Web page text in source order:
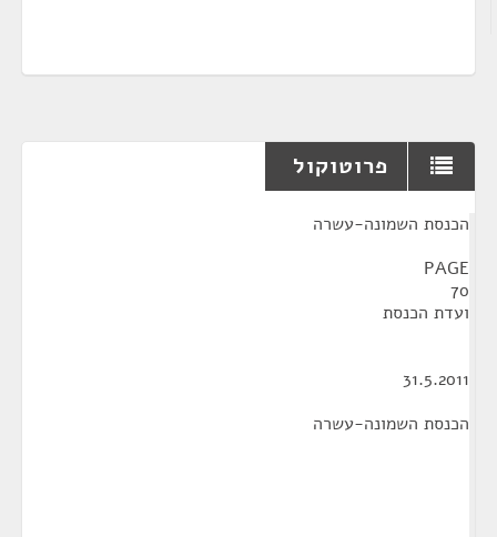
פרוטוקול
הכנסת השמונה-עשרה
PAGE
70
ועדת הכנסת
31.5.2011
הכנסת השמונה-עשרה